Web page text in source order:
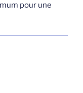
pour une